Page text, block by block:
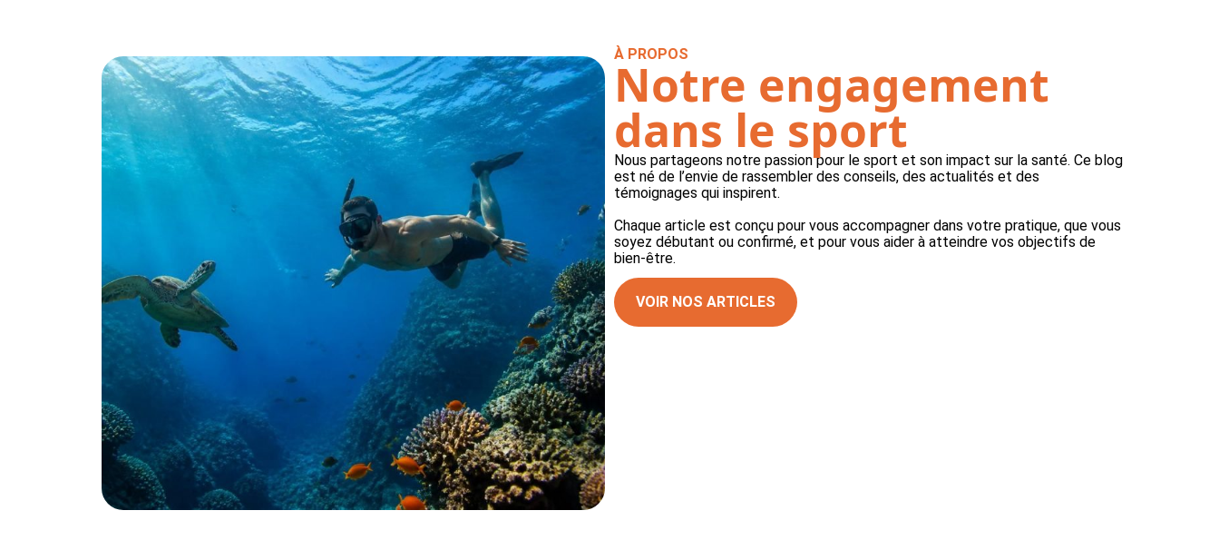
À PROPOS
Notre engagement
dans le sport
Nous partageons notre passion pour le sport et son impact sur la santé. Ce blog
est né de l’envie de rassembler des conseils, des actualités et des
témoignages qui inspirent.
Chaque article est conçu pour vous accompagner dans votre pratique, que vous
soyez débutant ou confirmé, et pour vous aider à atteindre vos objectifs de
bien-être.
VOIR NOS ARTICLES